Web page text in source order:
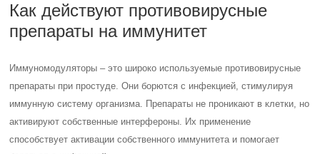
Как действуют противовирусные
препараты на иммунитет
Иммуномодуляторы – это широко используемые противовирусные
препараты при простуде. Они борются с инфекцией, стимулируя
иммунную систему организма. Препараты не проникают в клетки, но
активируют собственные интерфероны. Их применение
способствует активации собственного иммунитета и помогает